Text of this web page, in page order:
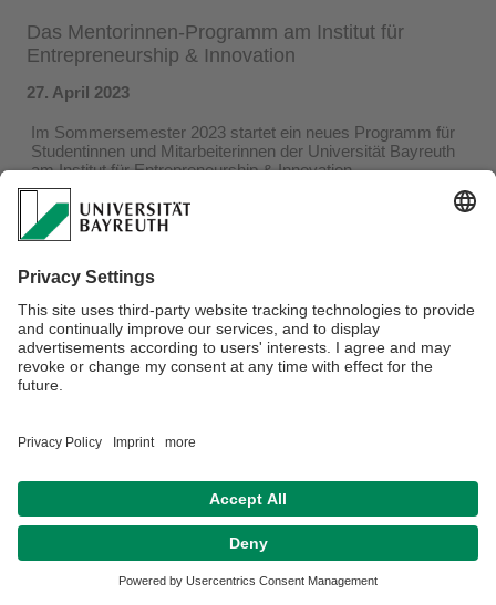
Das Mentorinnen-Programm am Institut für
Entrepreneurship & Innovation
27. April 2023
Im Sommersemester 2023 startet ein neues Programm für
Studentinnen und Mitarbeiterinnen der Universität Bayreuth
am Institut für Entrepreneurship & Innovation.
Mit dem Mentorinnen-Programm soll die Gründungsquote
weiblicher Gründerinnen erhöht sowie der Vernetzung von
gefördert werden. Die Bewerbung für das Programm erfolgt
bei der Gründungsberatung des Instituts für
Entrepreneurship & Innovation.
Weitere Informationen sind unter dem Menüpunkt
Mentorinnen-Programmeinsehbar.
Impressum Hausordnung
Kontakt
Barrierefreiheitserklärung